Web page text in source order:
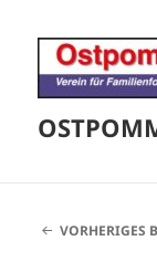
VORHERIGES